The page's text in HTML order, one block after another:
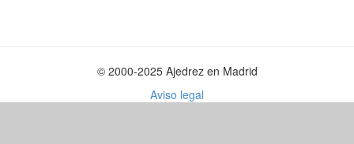
© 2000-2025 Ajedrez en Madrid
Aviso legal